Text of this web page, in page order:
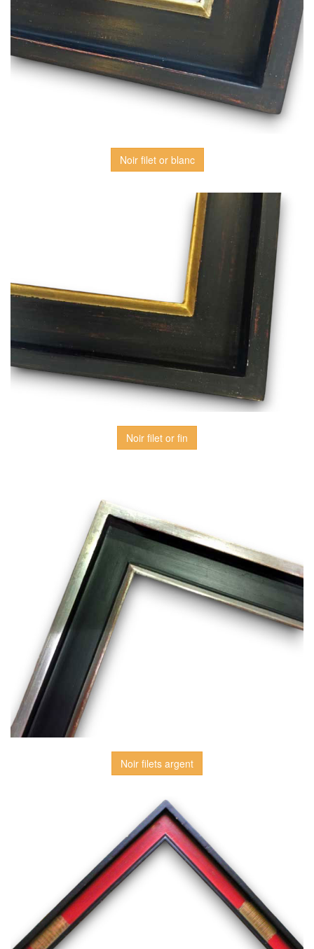
Noir filet or blanc
Noir filet or fin
Noir filets argent